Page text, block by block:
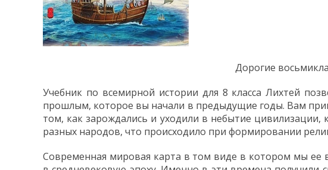
Дорогие
Учебник по всемирной истории для 8 класса Лихтей
прошлым, которое вы начали в предыдущие годы. Вам
том, как зарождались и уходили в небытие
разных народов, что происходило при формировании
Современная мировая карта в том виде в котором мы